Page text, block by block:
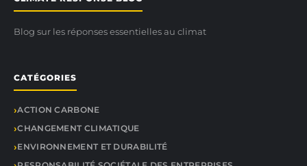
Blog sur les réponses essentielles au climat
CATÉGORIES
ACTION CARBONE
CHANGEMENT CLIMATIQUE
ENVIRONNEMENT ET DURABILITÉ